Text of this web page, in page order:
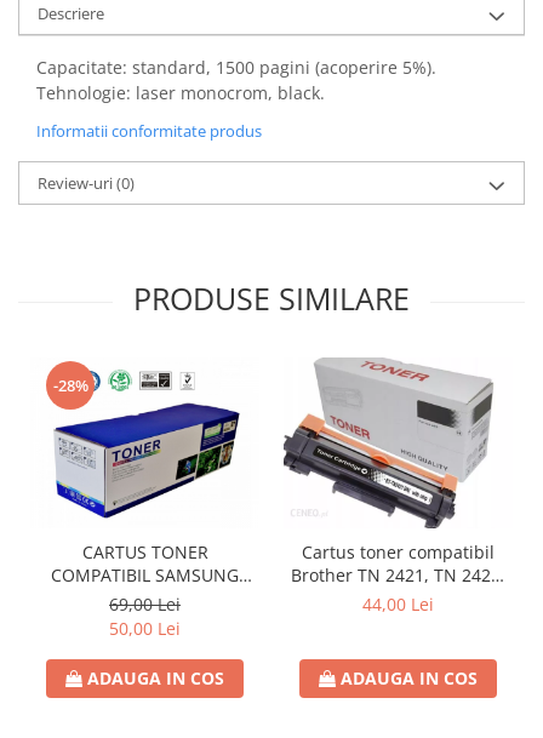
Descriere
Capacitate: standard, 1500 pagini (acoperire 5%).
Tehnologie: laser monocrom, black.
Informatii conformitate produs
Review-uri(0)
PRODUSE SIMILARE
-28%
CARTUS TONER
COMPATIBIL SAMSUNG
MLT-D111S/ELS, SAMSUNG
XPRESS
69,00 Lei
50,00 Lei
ADAUGA IN COS
Cartus toner compatibil
Brother TN 2421, TN 2421,
TN2411, cu cip, DCP-
L2712/L2732
44,00 Lei
ADAUGA IN COS